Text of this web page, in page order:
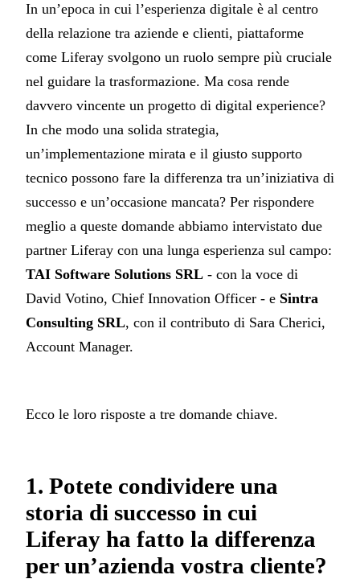
In un’epoca in cui l’esperienza digitale è al centro
della relazione tra aziende e clienti, piattaforme
come Liferay svolgono un ruolo sempre più cruciale
nel guidare la trasformazione. Ma cosa rende
davvero vincente un progetto di digital experience?
In che modo una solida strategia,
un’implementazione mirata e il giusto supporto
tecnico possono fare la differenza tra un’iniziativa di
successo e un’occasione mancata? Per rispondere
meglio a queste domande abbiamo intervistato due
partner Liferay con una lunga esperienza sul campo:
TAI Software Solutions SRL - con la voce di
David Votino, Chief Innovation Officer - e Sintra
Consulting SRL, con il contributo di Sara Cherici,
Account Manager.
Ecco le loro risposte a tre domande chiave.
1. Potete condividere una
storia di successo in cui
Liferay ha fatto la differenza
per un’azienda vostra cliente?